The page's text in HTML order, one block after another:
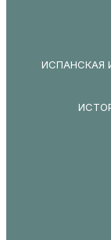
ИСПАНСКАЯ